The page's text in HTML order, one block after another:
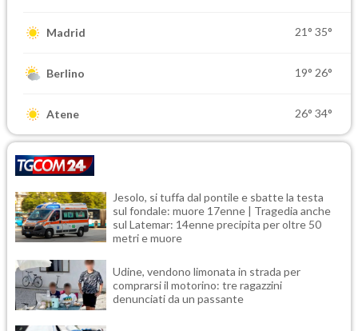
Madrid 21° 35°
Berlino 19° 26°
Atene 26° 34°
Jesolo, si tuffa dal pontile e sbatte la testa
sul fondale: muore 17enne | Tragedia anche
sul Latemar: 14enne precipita per oltre 50
metri e muore
Udine, vendono limonata in strada per
comprarsi il motorino: tre ragazzini
denunciati da un passante